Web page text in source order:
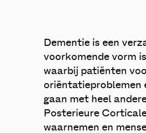
Dementie is een
voorkomende vorm
waarbij patiënten
oriëntatieproblemen
gaan met heel
Posterieure
waarnemen en